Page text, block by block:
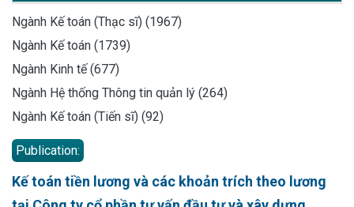
Ngành Kế toán (Thạc sĩ) (1967)
Ngành Kế toán (1739)
Ngành Kinh tế (677)
Ngành Hệ thống Thông tin quản lý (264)
Ngành Kế toán (Tiến sĩ) (92)
Publication:
Kế toán tiền lương và các khoản trích theo lương